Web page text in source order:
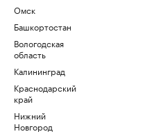
Омск
Башкортостан
Вологодская
область
Калининград
Краснодарский
край
Нижний
Новгород